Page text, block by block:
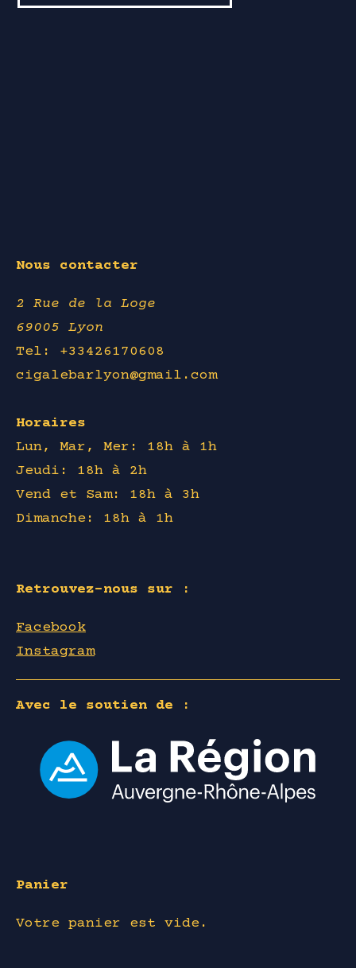
Nous contacter
2 Rue de la Loge
69005 Lyon
Tel: +33426170608
cigalebarlyon@gmail.com
Horaires
Lun, Mar, Mer: 18h à 1h
Jeudi: 18h à 2h
Vend et Sam: 18h à 3h
Dimanche: 18h à 1h
Retrouvez-nous sur :
Facebook
Instagram
Avec le soutien de :
Panier
Votre panier est vide.